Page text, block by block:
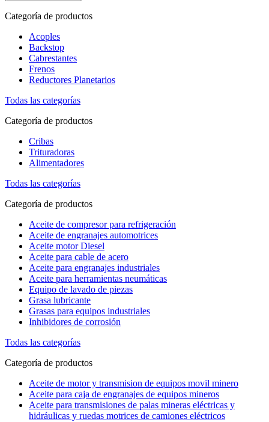
Categoría de productos
Acoples
Backstop
Cabrestantes
Frenos
Reductores Planetarios
Todas las categorías
Categoría de productos
Cribas
Trituradoras
Alimentadores
Todas las categorías
Categoría de productos
Aceite de compresor para refrigeración
Aceite de engranajes automotrices
Aceite motor Diesel
Aceite para cable de acero
Aceite para engranajes industriales
Aceite para herramientas neumáticas
Equipo de lavado de piezas
Grasa lubricante
Grasas para equipos industriales
Inhibidores de corrosión
Todas las categorías
Categoría de productos
Aceite de motor y transmision de equipos movil minero
Aceite para caja de engranajes de equipos mineros
Aceite para transmisiones de palas mineras eléctricas y
hidráulicas y ruedas motrices de camiones eléctricos